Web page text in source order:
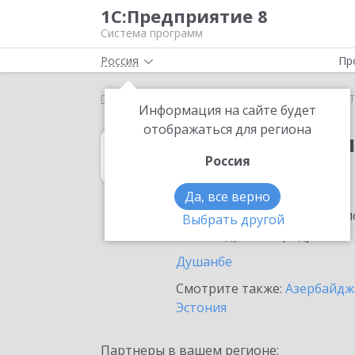
1С:Предприятие 8
Система программ
Россия
Информация на сайте будет
отображаться для региона
Россия
Да, все верно
Выбрать другой
Главная
в Таджикистане
Ознакомьтесь с
Душанбе
Смотрите также:
Эстония
Партнеры в вашем регионе: